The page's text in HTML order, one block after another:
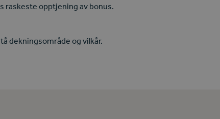
raskeste opptjening av bonus.
dekningsområde og vilkår.